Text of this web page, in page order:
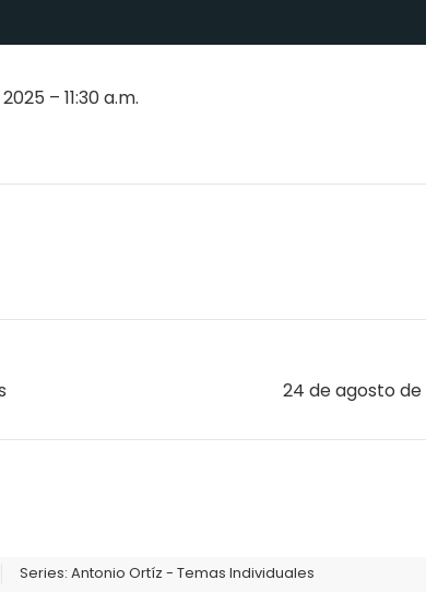
– 11:30 a.m.
24 de agosto de
Series:Antonio Ortíz - Temas Individuales